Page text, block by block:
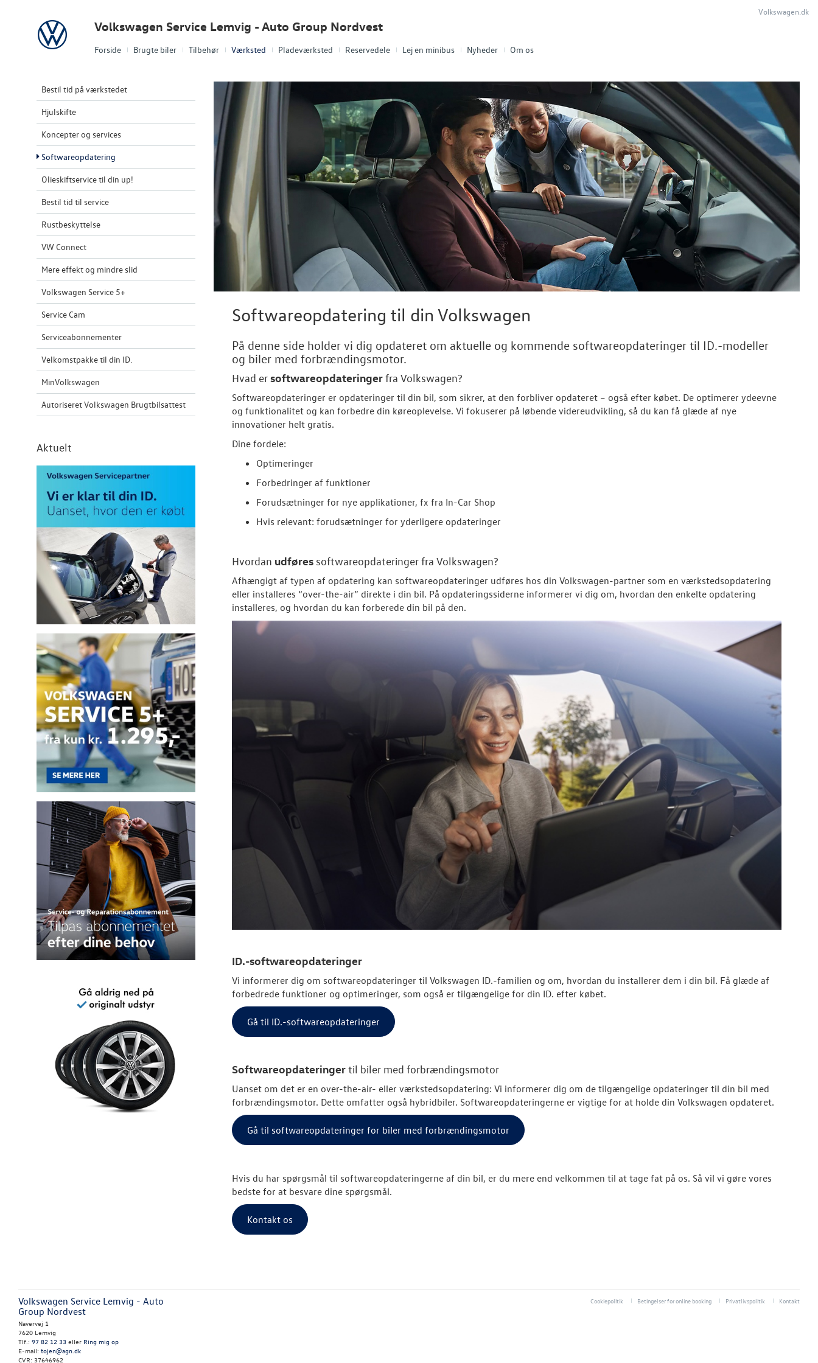
Forside Brugte biler Tilbehør Værksted Pladeværksted Reservedele Lej en minibus Nyheder Om os
Volkswagen Volkswagen Service Lemvig - Auto Group Nordvest
Volkswagen.dk
Bestil tid på værkstedet
Hjulskifte
Koncepter og services
Softwareopdatering
Olieskiftservice til din up!
Bestil tid til service
Rustbeskyttelse
VW Connect
Mere effekt og mindre slid
Volkswagen Service 5+
Service Cam
Serviceabonnementer
Velkomstpakke til din ID.
MinVolkswagen
Autoriseret Volkswagen Brugtbilsattest
Aktuelt
Softwareopdatering til din Volkswagen
På denne side holder vi dig opdateret om aktuelle og kommende softwareopdateringer til ID.-modeller
og biler med forbrændingsmotor.
Hvad ersoftwareopdateringerfra Volkswagen?
Softwareopdateringer er opdateringer til din bil, som sikrer, at den forbliver opdateret – også efter købet. De optimerer ydeevne
og funktionalitet og kan forbedre din køreoplevelse. Vi fokuserer på løbende videreudvikling, så du kan få glæde af nye
innovationer helt gratis.
Dine fordele:
Optimeringer
Forbedringer af funktioner
Forudsætninger for nye applikationer, fx fra In-Car Shop
Hvis relevant: forudsætninger for yderligere opdateringer
Hvordan udføres softwareopdateringer fra Volkswagen?
Afhængigt af typen af opdatering kan softwareopdateringer udføres hos din Volkswagen-partner som en værkstedsopdatering
eller installeres “over-the-air” direkte i din bil. På opdateringssiderne informerer vi dig om, hvordan den enkelte opdatering
installeres, og hvordan du kan forberede din bil på den.
ID.-softwareopdateringer
Vi informerer dig om softwareopdateringer til Volkswagen ID.-familien og om, hvordan du installerer dem i din bil. Få glæde af
forbedrede funktioner og optimeringer, som også er tilgængelige for din ID. efter købet.
Gå til ID.-softwareopdateringer
Softwareopdateringertil biler med forbrændingsmotor
Uanset om det er en over-the-air- eller værkstedsopdatering: Vi informerer dig om de tilgængelige opdateringer til din bil med
forbrændingsmotor. Dette omfatter også hybridbiler. Softwareopdateringerne er vigtige for at holde din Volkswagen opdateret.
Gå til softwareopdateringer for biler med forbrændingsmotor
Hvis du har spørgsmål til softwareopdateringerne af din bil, er du mere end velkommen til at tage fat på os. Så vil vi gøre vores
bedste for at besvare dine spørgsmål.
Kontakt os
Volkswagen Service Lemvig - Auto
Group Nordvest
Navervej 1
7620 Lemvig
Tlf.: 97 82 12 33 eller Ring mig op
E-mail: tojen@agn.dk
CVR: 37646962
Cookiepolitik Betingelser for online booking Privatlivspolitik Kontakt